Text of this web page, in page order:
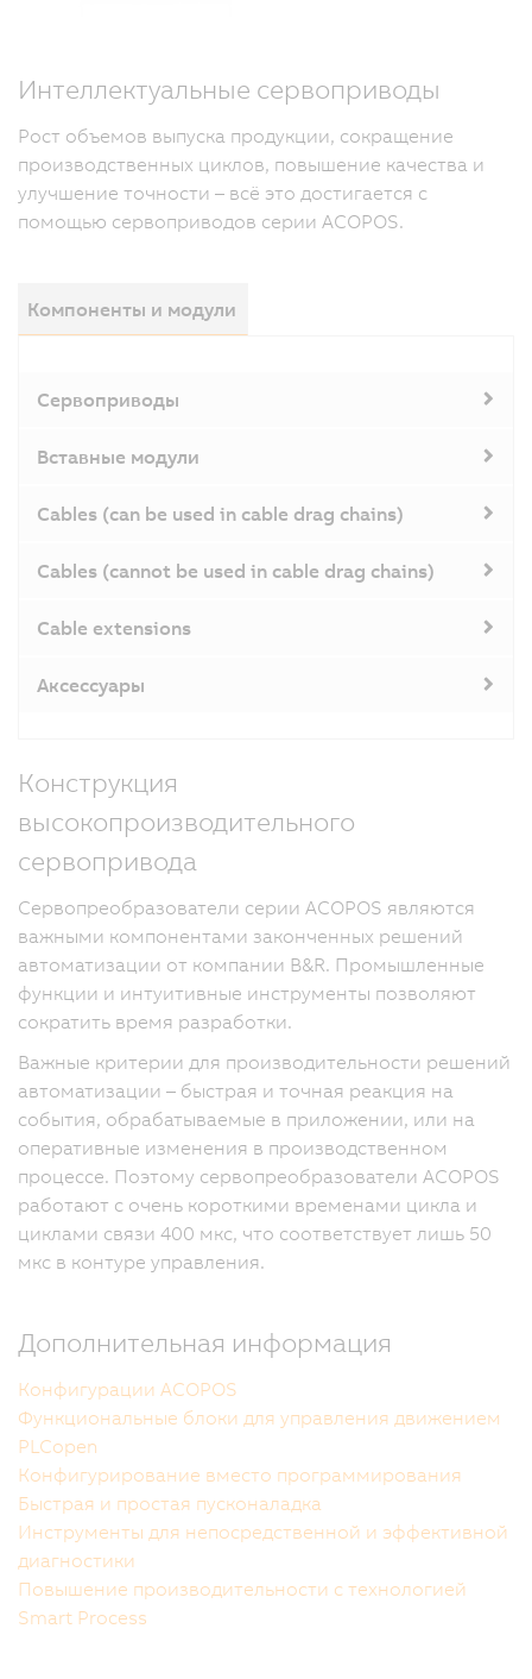
Интеллектуальные сервоприводы
Рост объемов выпуска продукции, сокращение
производственных циклов, повышение качества и
улучшение точности – всё это достигается с
помощью сервоприводов серии ACOPOS.
Компоненты и модули
Сервоприводы
Вставные модули
Cables (can be used in cable drag chains)
Cables (cannot be used in cable drag chains)
Cable extensions
Аксессуары
Конструкция
высокопроизводительного
сервопривода
Сервопреобразователи серии ACOPOS являются
важными компонентами законченных решений
автоматизации от компании B&R. Промышленные
функции и интуитивные инструменты позволяют
сократить время разработки.
Важные критерии для производительности решений
автоматизации – быстрая и точная реакция на
события, обрабатываемые в приложении, или на
оперативные изменения в производственном
процессе. Поэтому сервопреобразователи ACOPOS
работают с очень короткими временами цикла и
циклами связи 400 мкс, что соответствует лишь 50
мкс в контуре управления.
Дополнительная информация
Конфигурации ACOPOS
Функциональные блоки для управления движением
PLCopen
Конфигурирование вместо программирования
Быстрая и простая пусконаладка
Инструменты для непосредственной и эффективной
диагностики
Повышение производительности с технологией
Smart Process